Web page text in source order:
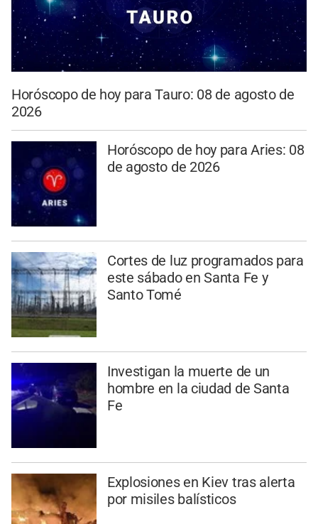
Horóscopo de hoy para Tauro: 08 de agosto de
2026
Horóscopo de hoy para Aries: 08
de agosto de 2026
Cortes de luz programados para
este sábado en Santa Fe y
Santo Tomé
Investigan la muerte de un
hombre en la ciudad de Santa
Fe
Explosiones en Kiev tras alerta
por misiles balísticos